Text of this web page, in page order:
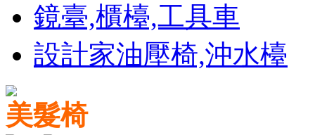
鏡臺,櫃檯,工具車
設計家油壓椅,沖水檯
美髮椅